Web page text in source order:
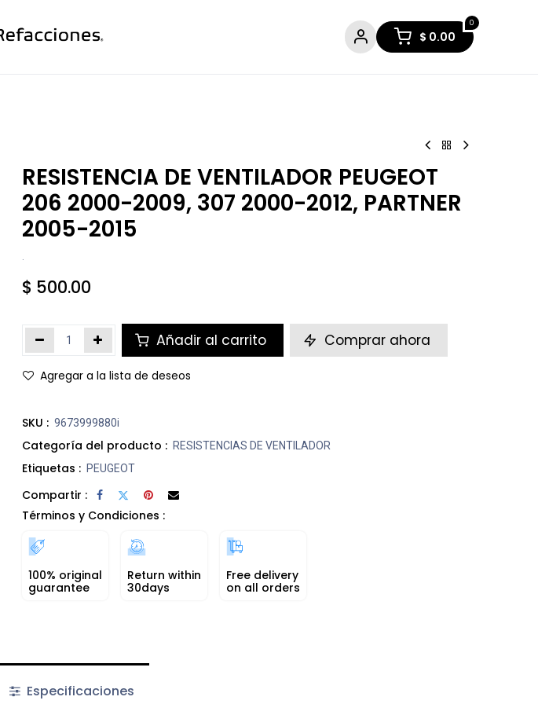
0
$ 0.00
RESISTENCIA DE VENTILADOR PEUGEOT
206 2000-2009, 307 2000-2012, PARTNER
2005-2015
$ 500.00
Añadir al carrito Comprar ahora
Agregar a la lista de deseos
SKU : 9673999880i
Categoría del producto : RESISTENCIAS DE VENTILADOR
Etiquetas : PEUGEOT
Compartir :
Términos y Condiciones :
100% original
guarantee
Return within
30days
Free delivery
on all orders
Especificaciones